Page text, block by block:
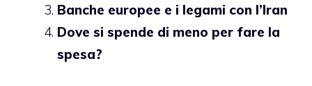
Banche europee e i legami con l’Iran
Dove si spende di meno per fare la
spesa?